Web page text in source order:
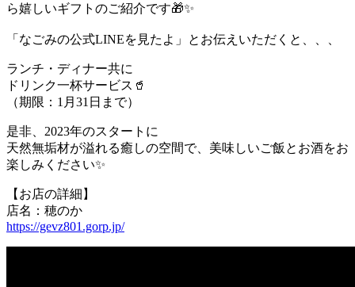
ら嬉しいギフトのご紹介です🎁✨
「なごみの公式LINEを見たよ」とお伝えいただくと、、、
ランチ・ディナー共に
ドリンク一杯サービス🥤
（期限：1月31日まで）
是非、2023年のスタートに
天然無垢材が溢れる癒しの空間で、美味しいご飯とお酒をお
楽しみください✨
【お店の詳細】
店名：穂のか
https://gevz801.gorp.jp/